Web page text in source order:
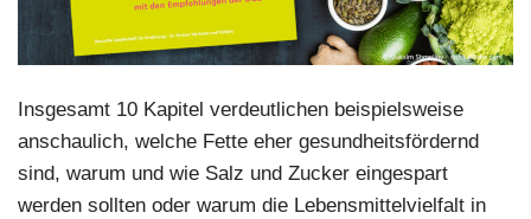
Insgesamt 10 Kapitel verdeutlichen beispielsweise
anschaulich, welche Fette eher gesundheitsfördernd
sind, warum und wie Salz und Zucker eingespart
werden sollten oder warum die Lebensmittelvielfalt in